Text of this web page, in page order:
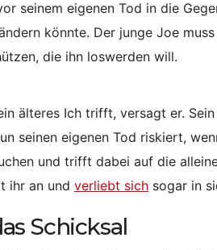
seinem eigenen Tod in die
könnte. Der junge Joe
die ihn loswerden will.
älteres Ich trifft, versagt er.
seinen eigenen Tod riskiert,
und trifft dabei auf die
ihr an und verliebt sich sogar in
Schicksal